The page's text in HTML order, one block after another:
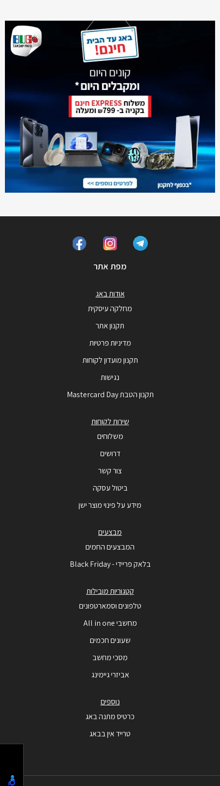
מפת אתר
אודות באג
מחלקה עיסקית
תקנון אתר
מדיניות פרטיות
תקנון מועדון לקוחות
נגישות
תקנון הטבת Mastercard Day
שירות לקוחות
משלוחים
דרושים
צור קשר
ביטול עסקה
מידע על פינוי מוצר ישן
מבצעים
המבצעים החמים
בלאק פריידי - Black Friday
קטגוריות מובילות
טלפונים וסמארטפונים
מחשבי All in one
שעונים חכמים
מסכי מחשב
אביזרי גיימינג
נוספים
כרטיס מתנה באג
טרייד אין בבאג